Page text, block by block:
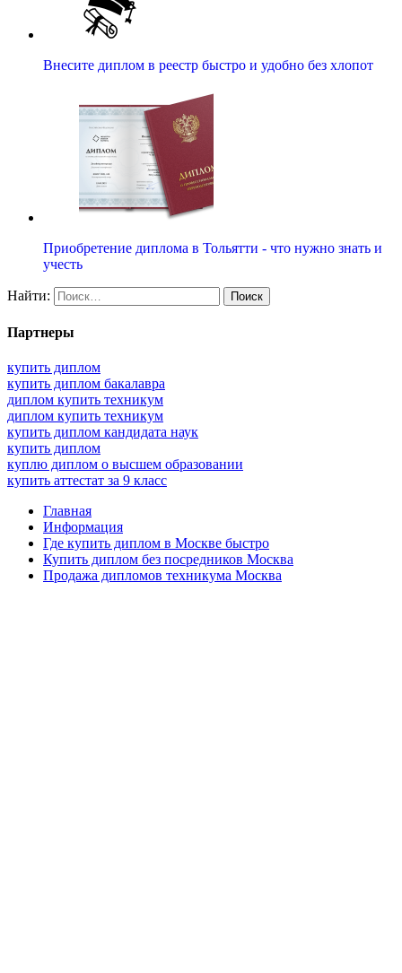
Внесите диплом в реестр быстро и удобно без хлопот
Приобретение диплома в Тольятти - что нужно знать и
учесть
Найти:
Партнеры
купить диплом
купить диплом бакалавра
диплом купить техникум
диплом купить техникум
купить диплом кандидата наук
купить диплом
куплю диплом о высшем образовании
купить аттестат за 9 класс
Главная
Информация
Где купить диплом в Москве быстро
Купить диплом без посредников Москва
Продажа дипломов техникума Москва